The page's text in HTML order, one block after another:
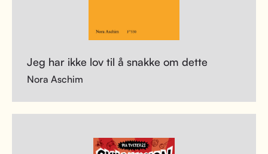
Jeg har ikke lov til å snakke om dette
Nora Aschim